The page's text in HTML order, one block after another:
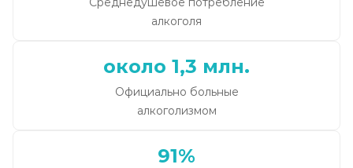
алкоголя
около 1,3 млн.
Официально больные
алкоголизмом
91%